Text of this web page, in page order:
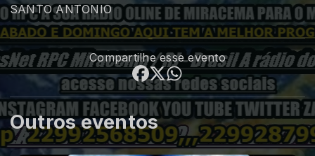
SANTO ANTONIO
Outros eventos
Compartilhe esse evento